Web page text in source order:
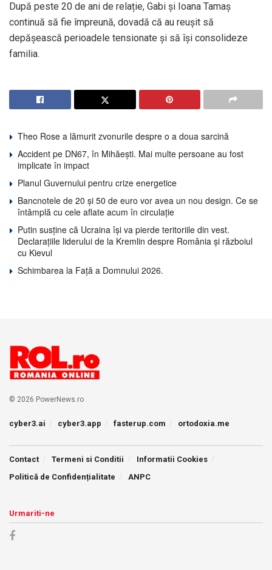
După peste 20 de ani de relație, Gabi și Ioana Tamaș
continuă să fie împreună, dovadă că au reușit să
depășească perioadele tensionate și să își consolideze
familia.
Theo Rose a lămurit zvonurile despre o a doua sarcină
Accident pe DN67, în Mihăești. Mai multe persoane au fost
implicate în impact
Planul Guvernului pentru crize energetice
Bancnotele de 20 și 50 de euro vor avea un nou design. Ce se
întâmplă cu cele aflate acum în circulație
Putin susține că Ucraina își va pierde teritoriile din vest.
Declarațiile liderului de la Kremlin despre România și războiul
cu Kievul
Schimbarea la Față a Domnului 2026.
© 2026 PowerNews.ro
cyber3.ai cyber3.app fasterup.com ortodoxia.me
Contact Termeni si Conditii
Informatii Cookies
Politică de Confidențialitate
ANPC
Urmariti-ne